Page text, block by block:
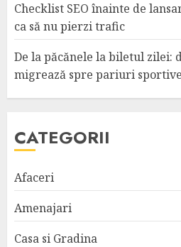
Checklist SEO înainte de
ca să nu pierzi trafic
De la păcănele la biletul zilei:
migrează spre pariuri sportive
CATEGORII
Afaceri
Amenajari
Casa si Gradina